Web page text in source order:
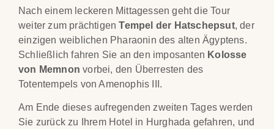
Nach einem leckeren Mittagessen geht die Tour
weiter zum prächtigenTempel der Hatschepsut, der
einzigen weiblichen Pharaonin des alten Ägyptens.
Schließlich fahren Sie an den imposanten Kolosse
von Memnon vorbei, den Überresten des
Totentempels von Amenophis III.
Am Ende dieses aufregenden zweiten Tages werden
Sie zurück zu Ihrem Hotel in Hurghada gefahren, und